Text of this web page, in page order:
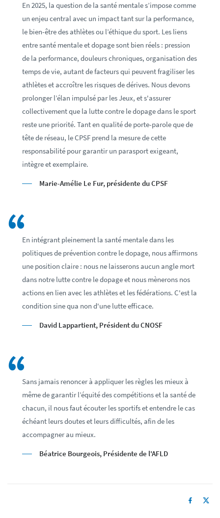
En 2025, la question de la santé mentale s’impose comme
un enjeu central avec un impact tant sur la performance,
le bien-être des athlètes ou l’éthique du sport. Les liens
entre santé mentale et dopage sont bien réels : pression
de la performance, douleurs chroniques, organisation des
temps de vie, autant de facteurs qui peuvent fragiliser les
athlètes et accroître les risques de dérives. Nous devons
prolonger l’élan impulsé par les Jeux, et s'assurer
collectivement que la lutte contre le dopage dans le sport
reste une priorité. Tant en qualité de porte-parole que de
tête de réseau, le CPSF prend la mesure de cette
responsabilité pour garantir un parasport exigeant,
intègre et exemplaire.
Marie-Amélie Le Fur, présidente du CPSF
En intégrant pleinement la santé mentale dans les
politiques de prévention contre le dopage, nous affirmons
une position claire : nous ne laisserons aucun angle mort
dans notre lutte contre le dopage et nous mènerons nos
actions en lien avec les athlètes et les fédérations. C'est la
condition sine qua non d'une lutte efficace.
David Lappartient, Président du CNOSF
Sans jamais renoncer à appliquer les règles les mieux à
même de garantir l’équité des compétitions et la santé de
chacun, il nous faut écouter les sportifs et entendre le cas
échéant leurs doutes et leurs difficultés, afin de les
accompagner au mieux.
Béatrice Bourgeois, Présidente de l'AFLD